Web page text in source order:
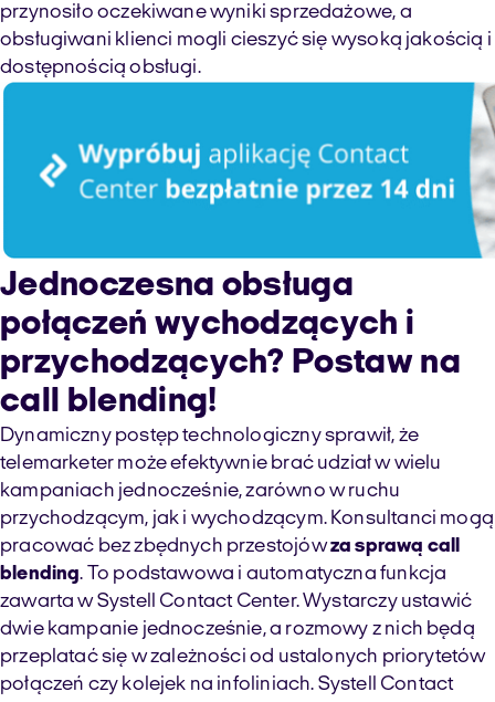
przynosiło oczekiwane wyniki sprzedażowe, a
obsługiwani klienci mogli cieszyć się wysoką jakością i
dostępnością obsługi.
Jednoczesna obsługa
połączeń wychodzących i
przychodzących? Postaw na
call blending!
Dynamiczny postęp technologiczny sprawił, że
telemarketer może efektywnie brać udział w wielu
kampaniach jednocześnie, zarówno w ruchu
przychodzącym, jak i wychodzącym. Konsultanci mogą
pracować bez zbędnych przestojówza sprawą call
blending. To podstawowa i automatyczna funkcja
zawarta w Systell Contact Center. Wystarczy ustawić
dwie kampanie jednocześnie, a rozmowy z nich będą
przeplatać się w zależności od ustalonych priorytetów
połączeń czy kolejek na infoliniach. Systell Contact